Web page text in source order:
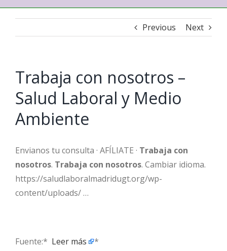
Previous Next
Trabaja con nosotros –
Salud Laboral y Medio
Ambiente
Envianos tu consulta · AFÍLIATE · Trabaja con
nosotros. Trabaja con nosotros. Cambiar idioma.
https://saludlaboralmadridugt.org/wp-
content/uploads/ …
Fuente:* ​ Leer más *